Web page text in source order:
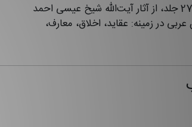
متن 14 عنوان کتاب در 27 جلد، از آثار آیت‌الله شیخ عیسی احمد
در زمینه: عقاید، اخلاق، معارف،